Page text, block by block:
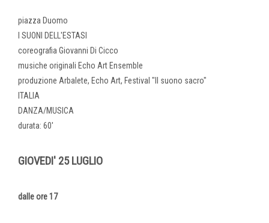
piazza Duomo
I SUONI DELL'ESTASI
coreografia Giovanni Di Cicco
musiche originali Echo Art Ensemble
produzione Arbalete, Echo Art, Festival "Il suono sacro"
ITALIA
DANZA/MUSICA
durata: 60'
GIOVEDI' 25 LUGLIO
dalle ore 17